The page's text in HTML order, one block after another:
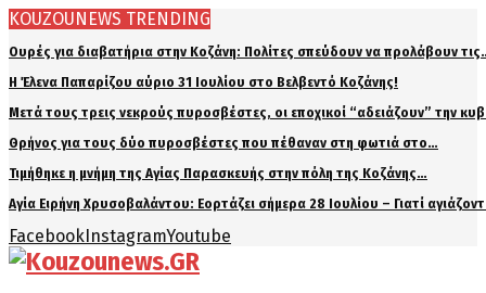
KOUZOUNEWS TRENDING
Ουρές για διαβατήρια στην Κοζάνη: Πολίτες σπεύδουν να προλάβουν
Η Έλενα Παπαρίζου αύριο 31 Ιουλίου στο Βελβεντό Κοζάνης!
Μετά τους τρεις νεκρούς πυροσβέστες, οι εποχικοί “αδειάζουν” την
Θρήνος για τους δύο πυροσβέστες που πέθαναν στη φωτιά στο…
Τιμήθηκε η μνήμη της Αγίας Παρασκευής στην πόλη της Κοζάνης…
Αγία Ειρήνη Χρυσοβαλάντου: Εορτάζει σήμερα 28 Ιουλίου – Γιατί
FacebookInstagramYoutube